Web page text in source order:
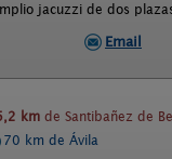
jacuzzi de dos
Email
km de Santibañez de
70 km de Ávila